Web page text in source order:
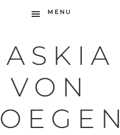
MENU
VON